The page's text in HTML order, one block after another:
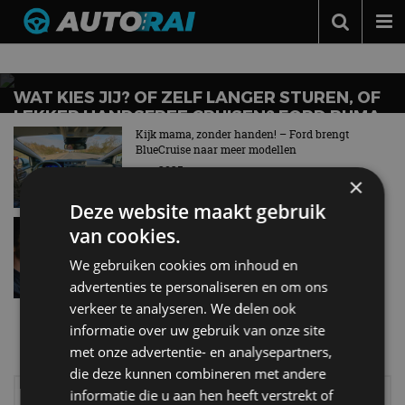
Podcast
Autotests
Automerken
Contact
MotorRAI.nl
Nieuws over
WAT KIES JIJ? OF ZELF LANGER STUREN, OF
LEKKER HANDSFREE CRUISEN? FORD PUMA
GEN-E WORDT AANGESCHERPT
Kijk mama, zonder handen! – Ford brengt
BlueCruise naar meer modellen
nov 2025
Rijden zonder handen? Review Ford BlueCruise
feb 2025
Meer autonieuws
Alle categorieën van AutoRAI.nl
Elektrisch
Autotests
×
Deze website maakt gebruik
van cookies.
We gebruiken cookies om inhoud en
advertenties te personaliseren en om ons
verkeer te analyseren. We delen ook
informatie over uw gebruik van onze site
met onze advertentie- en analysepartners,
die deze kunnen combineren met andere
informatie die u aan hen heeft verstrekt of